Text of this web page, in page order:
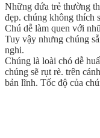
Những đứa trẻ thường
đẹp. chúng không thích
Chú dễ làm quen với
Tuy vậy nhưng chúng
nghi.
Chúng là loài chó dễ
chúng sẽ rụt rè. trên
bản lĩnh. Tốc độ của